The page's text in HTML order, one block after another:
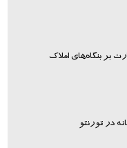
بر بنگاه‌های املاک